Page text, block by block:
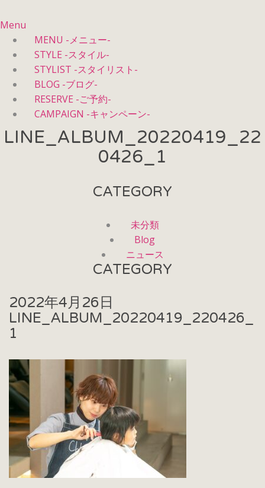
Menu
MENU -メニュー-
STYLE -スタイル-
STYLIST -スタイリスト-
BLOG -ブログ-
RESERVE -ご予約-
CAMPAIGN -キャンペーン-
LINE_ALBUM_20220419_22
0426_1
CATEGORY
未分類
Blog
ニュース
CATEGORY
2022年4月26日
LINE_ALBUM_20220419_220426_
1